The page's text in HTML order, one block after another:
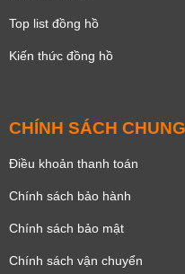
Top list đồng hồ
Kiến thức đồng hồ
CHÍNH SÁCH CHUNG
Điều khoản thanh toán
Chính sách bảo hành
Chính sách bảo mật
Chính sách vận chuyển